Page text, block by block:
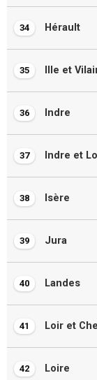
34 Hérault
35 Ille et
36 Indre
37 Indre et
38 Isère
39 Jura
40 Landes
41 Loir et
42 Loire